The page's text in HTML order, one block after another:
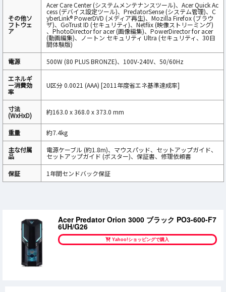
その他ソ
フトウェ
ア
Acer Care Center (システムメンテナンスツール)、Acer Quick Ac
cess (デバイス設定ツール)、PredatorSense (システム管理)、C
yberLink® PowerDVD (メディア再生)、Mozilla Firefox (ブラウ
ザ)、GoTrust ID (セキュリティ)、Netflix (映像ストリーミング)
、PhotoDirector for acer (画像編集)、PowerDirector for acer
(動画編集)、ノートン セキュリティ Ultra (セキュリティ、30日
間体験版)
電源
500W (80 PLUS BRONZE)、100V-240V、50/60Hz
エネルギ
ー消費効
率
U区分 0.0021 (AAA) [2011年度省エネ基準達成率]
寸法
(WxHxD) 約163.0 x 368.0 x 373.0 mm
重量
約7.4kg
主な付属
品
電源ケーブル (約1.8m)、マウスパッド、セットアップガイド、
セットアップガイド (ポスター)、保証書、修理依頼書
保証
1年間センドバック保証
Acer Predator Orion 3000 ブラック PO3-600-F7
6UH/G26
Yahoo!ショッピングで購入